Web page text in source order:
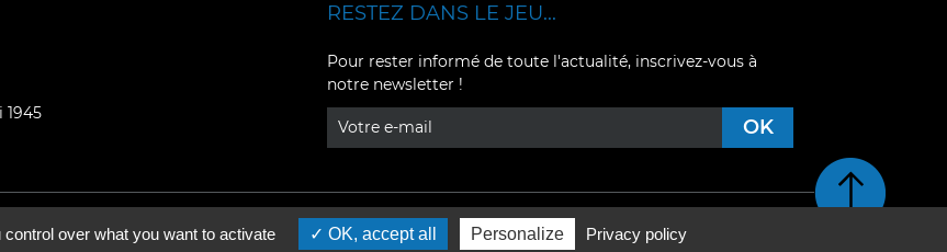
1945
YouTube
RESTEZ DANS LE JEU...
Pour rester informé de toute l'actualité, inscrivez-vous à
notre newsletter !
Retour en haut de page
over what you want to activate OK, accept all Personalize Privacy policy